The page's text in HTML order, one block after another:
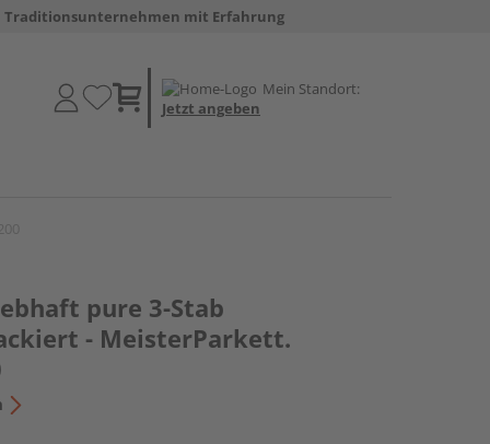
Traditionsunternehmen mit Erfahrung
Mein Standort:
Jetzt angeben
pure 3-Stab
- MeisterParkett.